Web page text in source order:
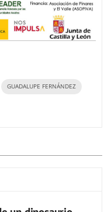
GUADALUPE FERNÁNDEZ